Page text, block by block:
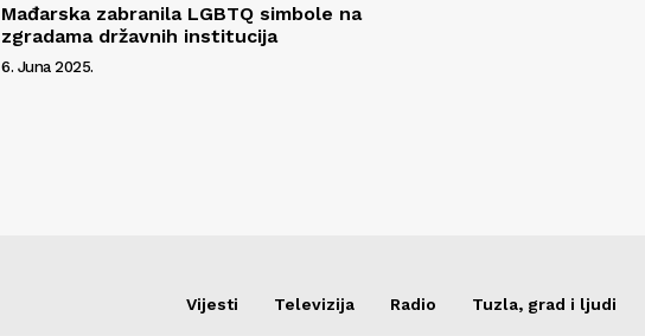
Mađarska zabranila LGBTQ simbole na
zgradama državnih institucija
6. Juna 2025.
Vijesti Televizija Radio Tuzla, grad i ljudi